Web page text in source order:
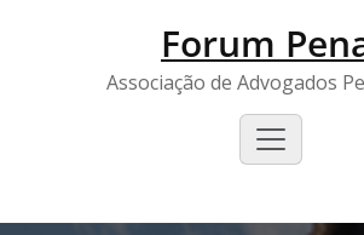
Forum
Associação de Advogados